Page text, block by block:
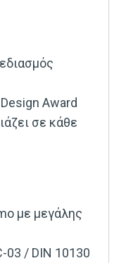
Award
σε κάθε
με μεγάλης
03 / DIN 10130